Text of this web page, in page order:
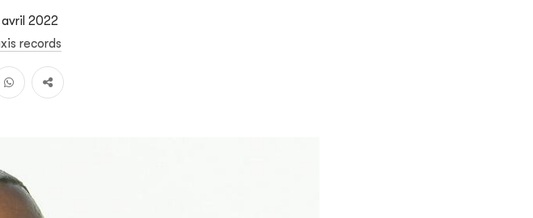
avril 2022
records